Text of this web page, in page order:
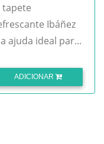
tapete
Ibáñez
ajuda ideal par...
ADICIONAR